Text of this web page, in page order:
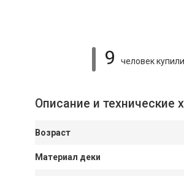
9 человек купили
Описание и технические
Возраст
Материал деки